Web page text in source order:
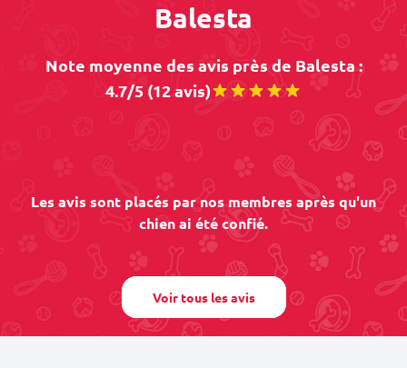
Balesta
Note moyenne des avis près de Balesta :
4.7/5 (12 avis)
Les avis sont placés par nos membres après qu'un
chien ai été confié.
Voir tous les avis